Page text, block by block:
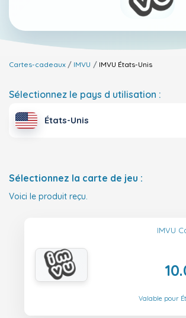
Cartes-cadeaux IMVU IMVU États-Unis
Sélectionnez le pays d utilisation :
États-Unis
Sélectionnez la carte de jeu :
Voici le produit reçu.
IMVU
Valable pour